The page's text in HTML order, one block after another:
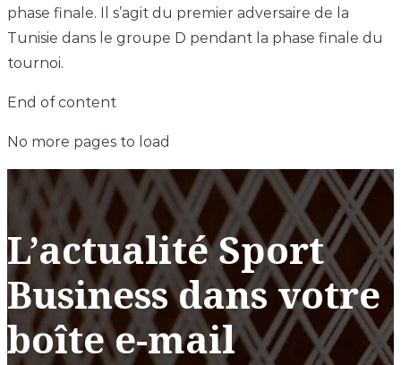
phase finale. Il s’agit du premier adversaire de la
Tunisie dans le groupe D pendant la phase finale du
tournoi.
End of content
No more pages to load
L’actualité Sport
Business dans votre
boîte e-mail